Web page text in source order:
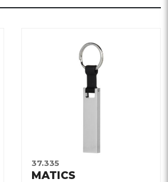
37.335
MATICS